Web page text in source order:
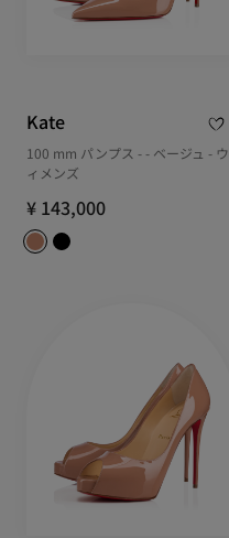
Kate
100 mm パンプス - - ベージュ - ウ
ィメンズ
¥ 143,000